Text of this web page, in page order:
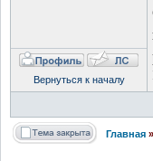
Вернуться к началу
Главная »